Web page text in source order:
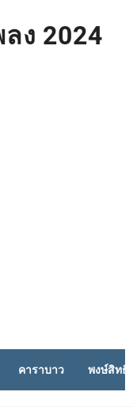
ง 2024
คาราบาว พงษ์สิทธิ์